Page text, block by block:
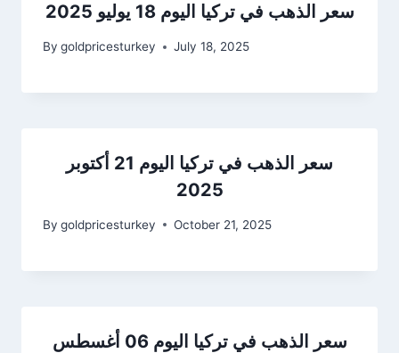
سعر الذهب في تركيا اليوم 18 يوليو 2025
By goldpricesturkey July 18, 2025
سعر الذهب في تركيا اليوم 21 أكتوبر
2025
By goldpricesturkey October 21, 2025
سعر الذهب في تركيا اليوم 06 أغسطس